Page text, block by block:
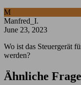
M
Manfred_I.
June 23, 2023
Wo ist das Steuergerät
werden?
Ähnliche